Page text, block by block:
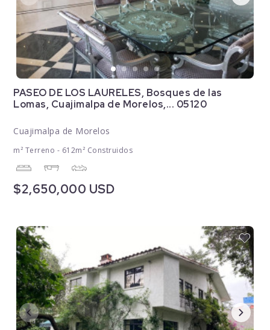
PASEO DE LOS LAURELES, Bosques de las
Lomas, Cuajimalpa de Morelos,... 05120
Cuajimalpa de Morelos
m² Terreno - 612m² Construidos
$2,650,000 USD